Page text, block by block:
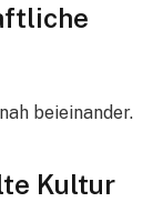
beieinander.
Kultur